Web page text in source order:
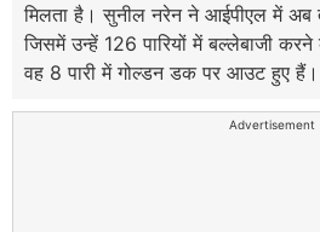
मिलता है। सुनील नरेन ने आईपीएल में
जिसमें उन्हें 126 पारियों में बल्लेबाजी
वह 8 पारी में गोल्डन डक पर आउट हुए हैं।
Advertisement